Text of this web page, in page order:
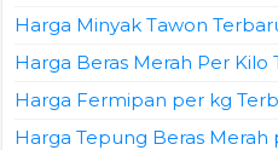
Harga Minyak Tawon
Harga Beras Merah Per Kilo
Harga Fermipan per kg
Harga Tepung Beras Merah